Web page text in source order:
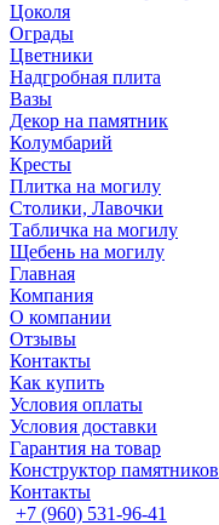
Цоколя
Ограды
Цветники
Надгробная плита
Вазы
Декор на памятник
Колумбарий
Кресты
Плитка на могилу
Столики, Лавочки
Табличка на могилу
Щебень на могилу
Главная
Компания
О компании
Отзывы
Контакты
Как купить
Условия оплаты
Условия доставки
Гарантия на товар
Конструктор памятников
Контакты
+7 (960) 531-96-41